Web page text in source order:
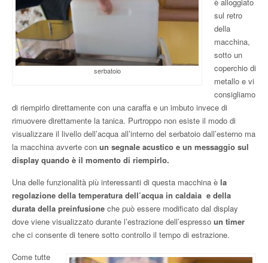
serbatoio
sul retro
della
macchina,
sotto un
coperchio di
metallo e vi
consigliamo
di riempirlo direttamente con una caraffa e un imbuto invece di
rimuovere direttamente la tanica. Purtroppo non esiste il modo di
visualizzare il livello dell’acqua all’interno del serbatoio dall’esterno ma
la macchina avverte con un segnale acustico e un messaggio sul
display quando è il momento di riempirlo.
Una delle funzionalità più interessanti di questa macchina è la
regolazione della temperatura dell’acqua in caldaia e della
durata della preinfusione che può essere modificato dal display
dove viene visualizzato durante l’estrazione dell’espresso un timer
che ci consente di tenere sotto controllo il tempo di estrazione.
Come tutte